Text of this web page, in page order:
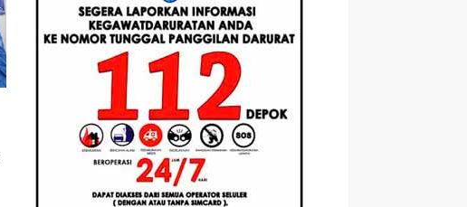
Penjelasan
Ilmiahnya
Augmented
Reality
Tahun Ajaran
2026-2027